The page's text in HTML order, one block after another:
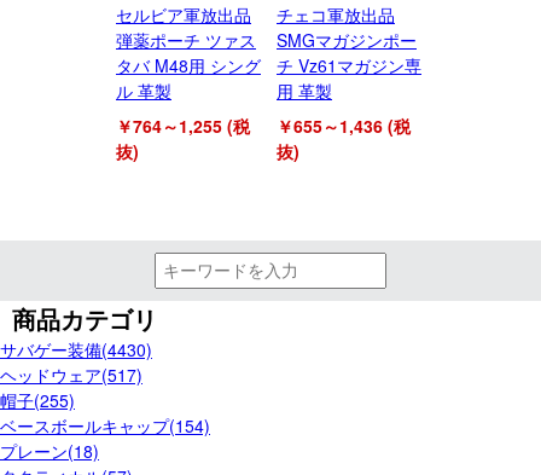
セルビア軍放出品
弾薬ポーチ ツァス
タバ M48用 シング
ル 革製
￥764～1,255 (税
抜)
チェコ軍放出品
SMGマガジンポー
チ Vz61マガジン専
用 革製
￥655～1,436 (税
抜)
商品カテゴリ
サバゲー装備(4430)
ヘッドウェア(517)
帽子(255)
ベースボールキャップ(154)
プレーン(18)